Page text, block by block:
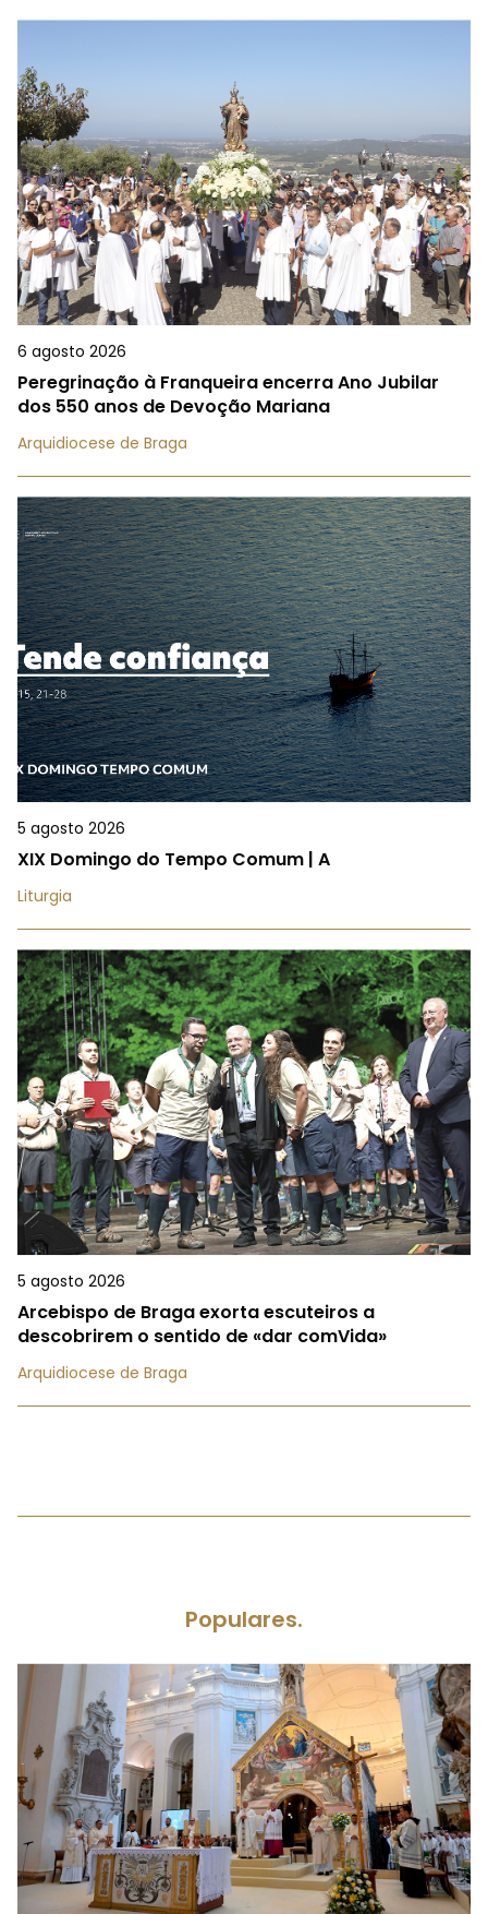
6 agosto 2026
Peregrinação à Franqueira encerra Ano Jubilar
dos 550 anos de Devoção Mariana
Arquidiocese de Braga
5 agosto 2026
XIX Domingo do Tempo Comum | A
Liturgia
5 agosto 2026
Arcebispo de Braga exorta escuteiros a
descobrirem o sentido de «dar comVida»
Arquidiocese de Braga
Populares.